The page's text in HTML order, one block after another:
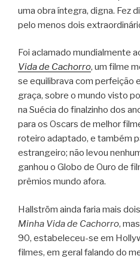
uma obra íntegra, digna. Fez
pelo menos dois
Foi aclamado mundialmente
Vida de Cachorro, um filme
se equilibrava com perfeição
graça, sobre o mundo visto
na Suécia do finalzinho dos
para os Oscars de melhor
roteiro adaptado, e também
estrangeiro; não levou
ganhou o Globo de Ouro de
prêmios mundo afora.
Hallström ainda faria mais
Minha Vida de Cachorro,
90, estabeleceu-se em
filmes, em geral falando do